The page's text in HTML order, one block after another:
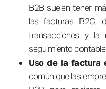
B2B suelen tener
las facturas B2C,
transacciones y la
seguimiento
Uso de la factura
común que las